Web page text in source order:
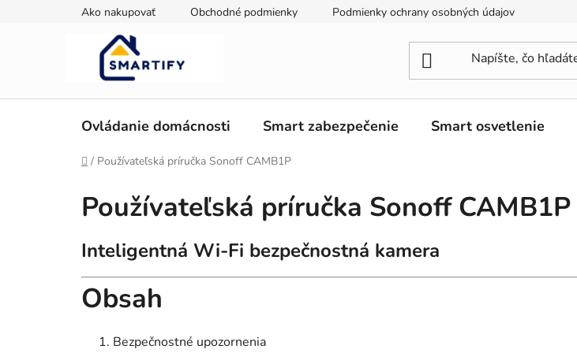
Ako nakupovať Obchodné podmienky Podmienky ochrany osobných údajov
Ovládanie domácnosti Smart zabezpečenie Smart osvetlenie
Domov
/ Používateľská príručka Sonoff CAMB1P
Používateľská príručka Sonoff CAMB1P
Inteligentná Wi-Fi bezpečnostná kamera
Obsah
Bezpečnostné upozornenia